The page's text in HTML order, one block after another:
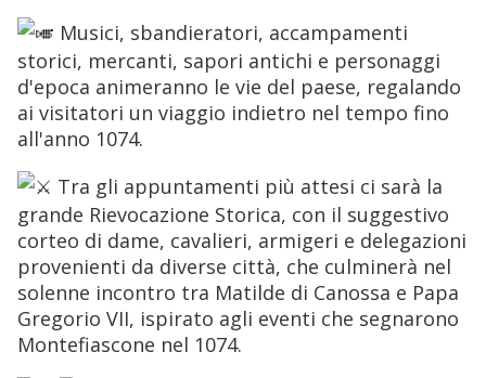
Musici, sbandieratori, accampamenti
storici, mercanti, sapori antichi e personaggi
d'epoca animeranno le vie del paese, regalando
ai visitatori un viaggio indietro nel tempo fino
all'anno 1074.
Tra gli appuntamenti più attesi ci sarà la
grande Rievocazione Storica, con il suggestivo
corteo di dame, cavalieri, armigeri e delegazioni
provenienti da diverse città, che culminerà nel
solenne incontro tra Matilde di Canossa e Papa
Gregorio VII, ispirato agli eventi che segnarono
Montefiascone nel 1074.